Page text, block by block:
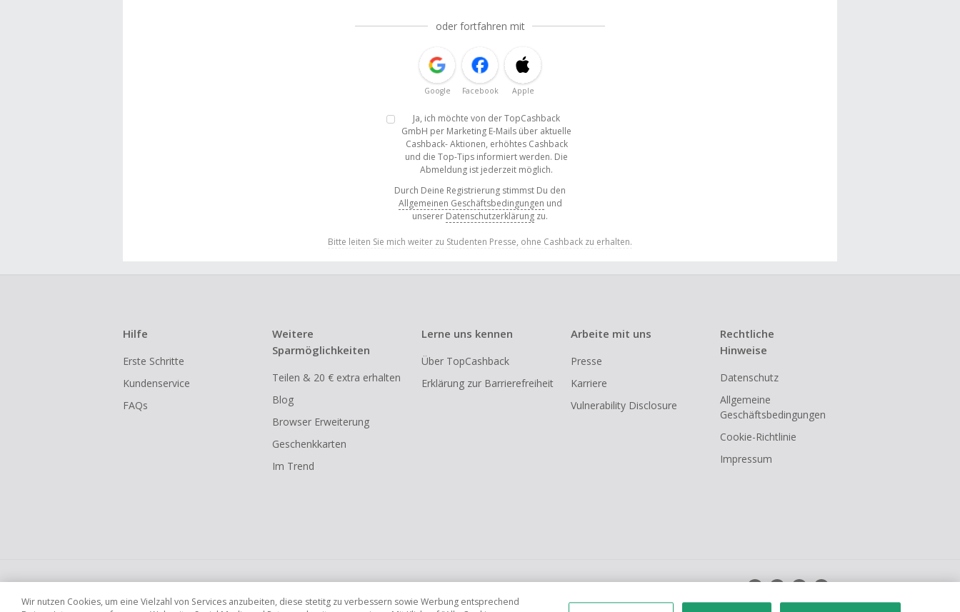
oder fortfahren mit
Google Facebook Apple
Ja, ich möchte von der TopCashback
GmbH per Marketing E-Mails über aktuelle
Cashback- Aktionen, erhöhtes Cashback
und die Top-Tips informiert werden. Die
Abmeldung ist jederzeit möglich.
Durch Deine Registrierung stimmst Du den
Allgemeinen Geschäftsbedingungen und
unserer Datenschutzerklärung zu.
Bitte leiten Sie mich weiter zu Studenten Presse, ohne Cashback zu erhalten.
Hilfe
Erste Schritte
Kundenservice
FAQs
Weitere
Sparmöglichkeiten
Teilen & 20 € extra erhalten
Blog
Browser Erweiterung
Geschenkkarten
Im Trend
Lerne uns kennen
Über TopCashback
Erklärung zur Barrierefreiheit
Arbeite mit uns
Presse
Karriere
Vulnerability Disclosure
Rechtliche
Hinweise
Datenschutz
Allgemeine
Geschäftsbedingungen
Cookie-Richtlinie
Impressum
Globale Websites UK US CN JP FR AU IT ES
Wir nutzen Cookies, um eine Vielzahl von Services anzubeiten, diese stetitg zu verbessern sowie Werbung entsprechend